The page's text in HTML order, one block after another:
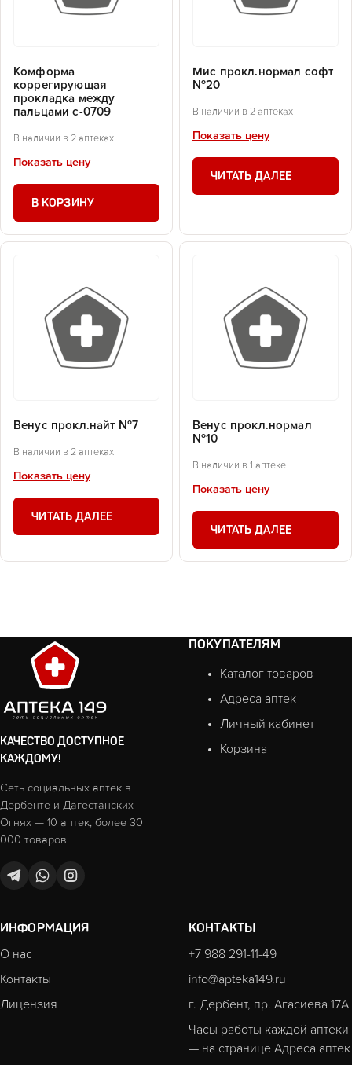
Комформа
коррегирующая
прокладка между
пальцами c-0709
В наличии в 2 аптеках
Показать цену
В КОРЗИНУ
Мис прокл.нормал софт
№20
В наличии в 2 аптеках
Показать цену
ЧИТАТЬ ДАЛЕЕ
Венус прокл.найт №7
В наличии в 2 аптеках
Показать цену
ЧИТАТЬ ДАЛЕЕ
Венус прокл.нормал
№10
В наличии в 1 аптеке
Показать цену
ЧИТАТЬ ДАЛЕЕ
КАЧЕСТВО ДОСТУПНОЕ
КАЖДОМУ!
Сеть социальных аптек в
Дербенте и Дагестанских
Огнях — 10 аптек, более 30
000 товаров.
ПОКУПАТЕЛЯМ
Каталог товаров
Адреса аптек
Личный кабинет
Корзина
ИНФОРМАЦИЯ
О нас
Контакты
Лицензия
КОНТАКТЫ
+7 988 291-11-49
info@apteka149.ru
г. Дербент, пр. Агасиева 17А
Часы работы каждой аптеки
— на странице Адреса аптек